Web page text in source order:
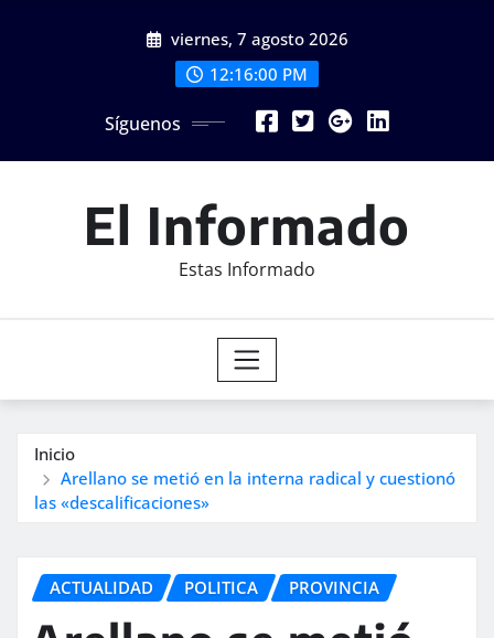
viernes, 7 agosto 2026
12:16:02 PM
Síguenos
El Informado
Estas Informado
Inicio
Arellano se metió en la interna radical y cuestionó
las «descalificaciones»
ACTUALIDAD POLITICA PROVINCIA